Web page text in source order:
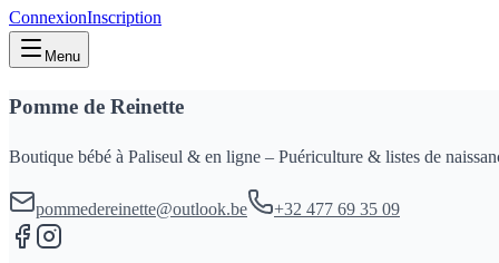
ConnexionInscription
Menu
Pomme de Reinette
Boutique bébé à Paliseul & en ligne – Puériculture & listes de
pommedereinette@outlook.be +32 477 69 35 09